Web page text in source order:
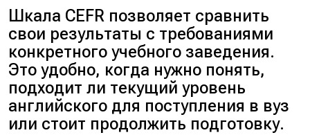
Шкала CEFR позволяет сравнить
свои результаты с требованиями
конкретного учебного заведения.
Это удобно, когда нужно понять,
подходит ли текущий уровень
английского для поступления в вуз
или стоит продолжить подготовку.